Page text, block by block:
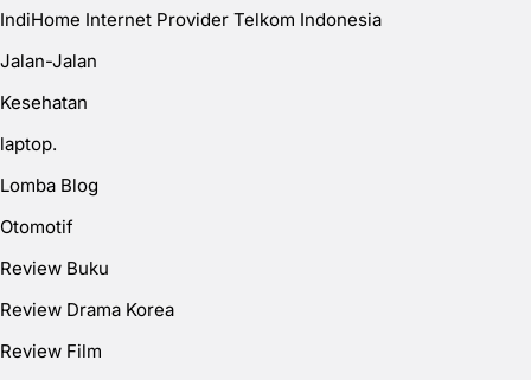
IndiHome Internet Provider Telkom Indonesia
Jalan-Jalan
Kesehatan
laptop.
Lomba Blog
Otomotif
Review Buku
Review Drama Korea
Review Film